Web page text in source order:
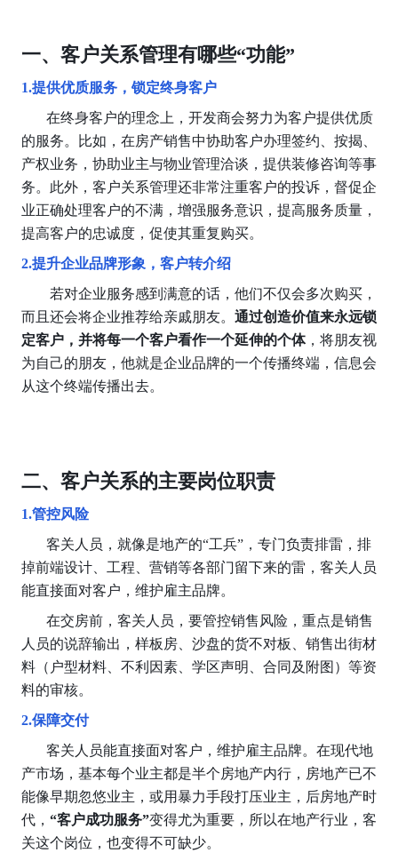
一、客户关系管理有哪些“功能”
1.提供优质服务，锁定终身客户
的服务。比如，在房产销售中协助客户办理签约、按揭、
产权业务，协助业主与物业管理洽谈，提供装修咨询等事
务。此外，客户关系管理还非常注重客户的投诉，督促企
业正确处理客户的不满，增强服务意识，提高服务质量，
提高客户的忠诚度，促使其重复购买。
2.提升企业品牌形象，客户转介绍
而且 还会将企业推荐给亲戚朋友。 通过创造价值来永远锁
定客户，并将每一个客户看作一个延伸的个体，将朋友视
为自己的朋友，他就是企业品牌的一个传播终端，信息会
从这个终端传播出去。
二、客户关系的主要岗位职责
1.管控风险
掉前端设计、工程、营销等各部门留下来的雷，客关人员
能直接面对客户，维护雇主品牌。
人员的说辞输出，样板房、沙盘的货不对板、销售出街材
料（户型材料、不利因素、学区声明、合同及附图）等资
料的审核。
2.保障交付
产市场，基本每个业主都是半个房地产内行，房地产已不
能像早期忽悠业主，或用暴力手段打压业主，后房地产时
代， “客户成功服务”变得尤为重要，所以在地产行业，客
关这个岗位，也变得不可缺少。